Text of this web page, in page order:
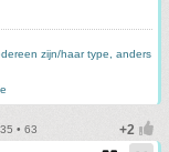
zijn/haar type, anders
• 63